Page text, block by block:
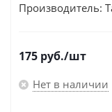
Производитель:
175 руб./шт
Нет в наличии